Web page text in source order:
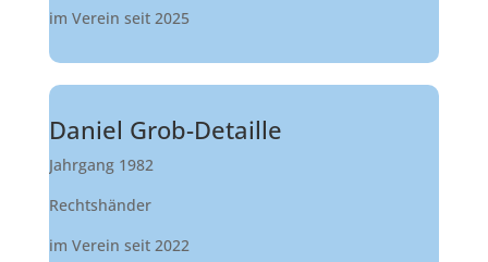
im Verein seit 2025
Daniel Grob-Detaille
Jahrgang 1982
Rechtshänder
im Verein seit 2022